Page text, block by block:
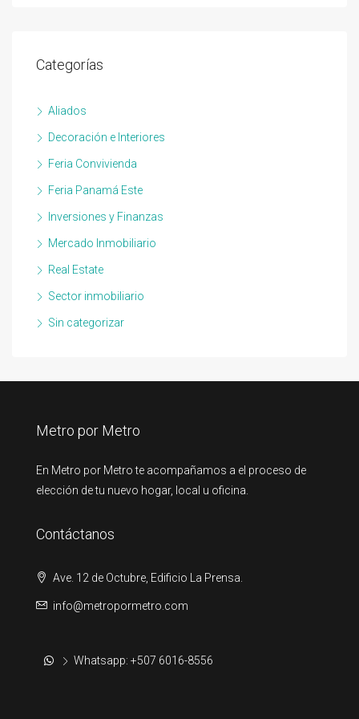
Categorías
Aliados
Decoración e Interiores
Feria Convivienda
Feria Panamá Este
Inversiones y Finanzas
Mercado Inmobiliario
Real Estate
Sector inmobiliario
Sin categorizar
Metro por Metro
En Metro por Metro te acompañamos a el proceso de
elección de tu nuevo hogar, local u oficina.
Contáctanos
Ave. 12 de Octubre, Edificio La Prensa.
info@metropormetro.com
Whatsapp: +507 6016-8556